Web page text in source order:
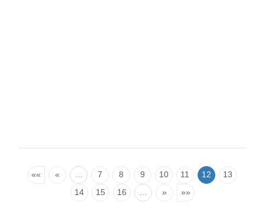
«« « 7 8 9 10 11 12
13
14
15 16 » »»